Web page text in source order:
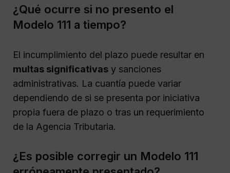
¿Qué ocurre si no presento el
Modelo 111 a tiempo?
El incumplimiento del plazo puede resultar en
multas significativas y sanciones
administrativas. La cuantía puede variar
dependiendo de si se presenta por iniciativa
propia fuera de plazo o tras un requerimiento
de la Agencia Tributaria.
¿Es posible corregir un Modelo 111